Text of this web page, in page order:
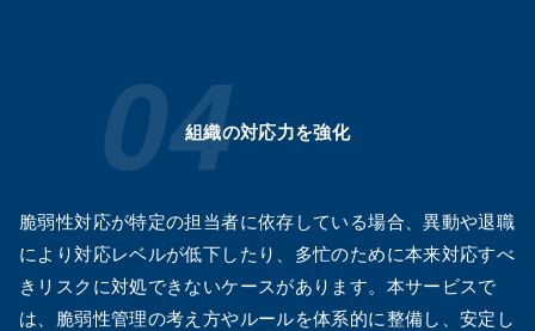
組織の対応力を強化
脆弱性対応が特定の担当者に依存している場合、異動や退職
により対応レベルが低下したり、多忙のために本来対応すべ
きリスクに対処できないケースがあります。本サービスで
は、脆弱性管理の考え方やルールを体系的に整備し、安定し